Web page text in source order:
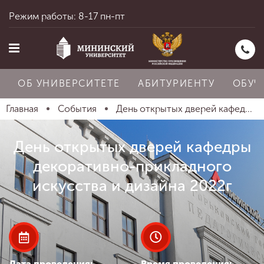
Главная
Об университете
Абитуриенту
Режим работы: 8-17 пн-пт
ОБ УНИВЕРСИТЕТЕ АБИТУРИЕНТУ
Главная События День открытых дверей кафед...
День открытых дверей кафедры
декоративно-прикладного
искусства и дизайна 2022г